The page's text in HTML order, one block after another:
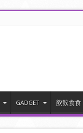
GADGET 飲飲食食